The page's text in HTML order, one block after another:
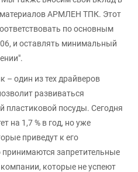
АРМЛЕН ТПК. Этот
по основным
и оставлять минимальный
– один из тех драйверов
развиваться
пластиковой посуды. Сегодня
на 1,7 % в год, но уже
приведут к его
запретительные
которые не успеют